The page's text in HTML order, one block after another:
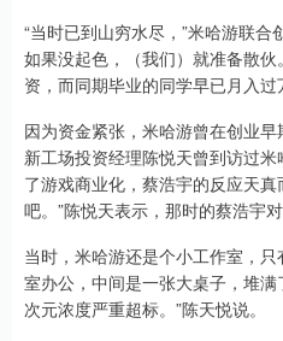
“当时已到山穷水尽，”米哈游联
如果没起色，（我们）就准备散
资，而同期毕业的同学早已月入过
因为资金紧张，米哈游曾在创业
新工场投资经理陈悦天曾到访过
了游戏商业化，蔡浩宇的反应天
吧。”陈悦天表示，那时的蔡浩宇
当时，米哈游还是个小工作室，
室办公，中间是一张大桌子，堆
次元浓度严重超标。”陈天悦说。